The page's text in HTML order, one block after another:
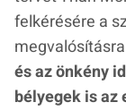
felkérésére a
és az önkény
bélyegek is